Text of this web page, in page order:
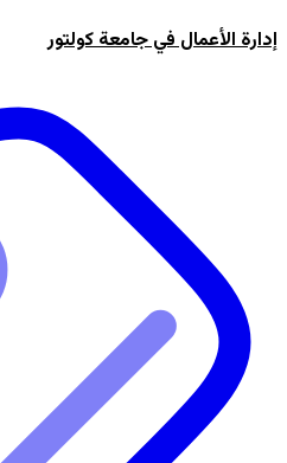
إدارة الأعمال في جامعة كولتور